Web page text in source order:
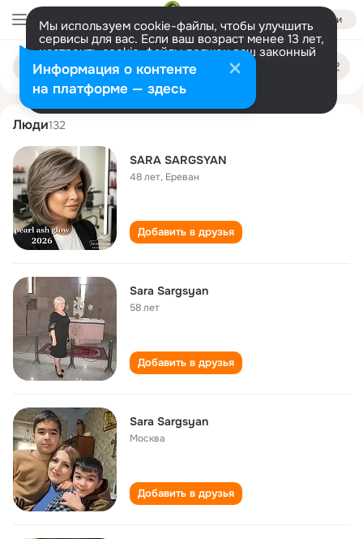
Войти
Мы используем cookie-файлы, чтобы улучшить
сервисы для вас. Если ваш возраст менее 13 лет,
настроить cookie-файлы должен ваш законный
представитель. Больше информации
Разрешить все Настроить
Поиск
людям
sara sargsyan
Люди132
SARA SARGSYAN
48 лет, Ереван
Добавить в друзья
Sara Sargsyan
58 лет
Добавить в друзья
Sara Sargsyan
Москва
Добавить в друзья
Информация о контенте
на платформе — здесь